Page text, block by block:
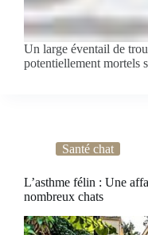
Un large éventail de
potentiellement mortels
Santé chat
L’asthme félin : Une
nombreux chats